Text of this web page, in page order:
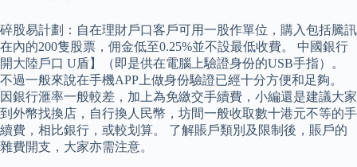
碎股易計劃：自在理財戶口客戶可用一股作單位，購入包括騰訊
在內的200隻股票，佣金低至0.25%並不設最低收費。 中國銀行
開大陸戶口 U盾】（即是供在電腦上驗證身份的USB手指）。
不過一般來說在手機APP上做身份驗證已經十分方便和足夠。
因銀行滙率一般較差，加上為免繳交手續費，小編還是建議大家
到外幣找換店，自行換人民幣，坊間一般收取數十港元不等的手
續費，相比銀行，或較划算。 了解賬戶類別及限制後，賬戶的
雜費開支，大家亦需注意。